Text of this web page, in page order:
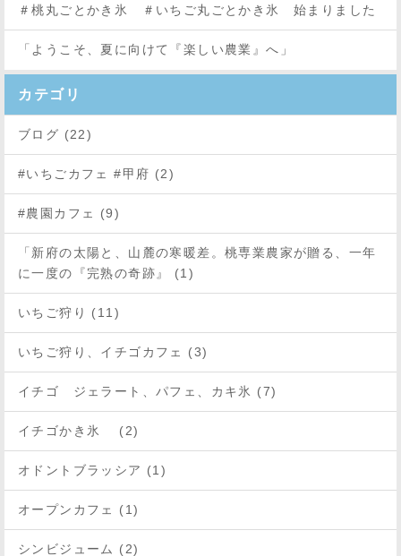
＃桃丸ごとかき氷 ＃いちご丸ごとかき氷 始まりました
「ようこそ、夏に向けて『楽しい農業』へ」
カテゴリ
ブログ (22)
#いちごカフェ #甲府 (2)
#農園カフェ (9)
「新府の太陽と、山麓の寒暖差。桃専業農家が贈る、一年
に一度の『完熟の奇跡』 (1)
いちご狩り (11)
いちご狩り、イチゴカフェ (3)
イチゴ ジェラート、パフェ、カキ氷 (7)
イチゴかき氷 (2)
オドントブラッシア (1)
オープンカフェ (1)
シンビジューム (2)